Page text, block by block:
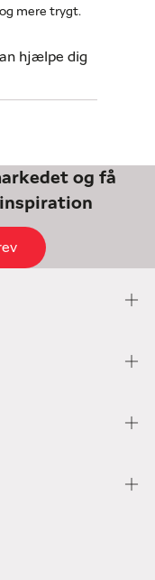
mere trygt.
hjælpe dig
og få